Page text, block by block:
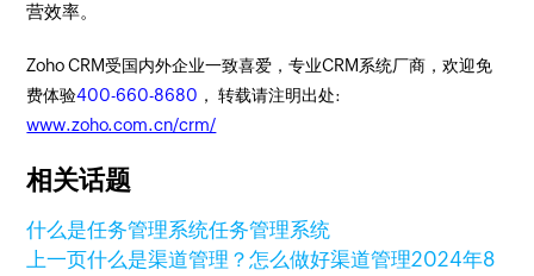
营效率。
Zoho CRM受国内外企业一致喜爱，专业CRM系统厂商，欢迎免
费体验400-660-8680 ， 转载请注明出处:
www.zoho.com.cn/crm/
相关话题
什么是任务管理系统任务管理系统
上一页什么是渠道管理？怎么做好渠道管理2024年8